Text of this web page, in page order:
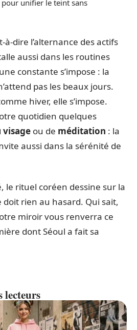
pour unifier le teint sans
à-dire l’alternance des actifs
aussi dans les routines
constante s’impose : la
pas les beaux jours.
hiver, elle s’impose.
quotidien quelques
visage ou de méditation : la
aussi dans la sérénité de
le rituel coréen dessine sur la
rien au hasard. Qui sait,
miroir vous renverra ce
dont Séoul a fait sa
lecteurs